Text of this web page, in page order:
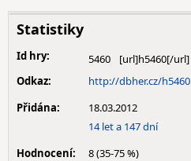
Statistiky
Id hry:
5460
Odkaz:
http://dbher.cz/h5460
Přidána:
18.03.2012
14 let a 147 dní
Hodnocení:
8 (35-75 %)